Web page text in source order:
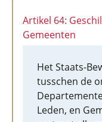
Artikel 64:
Gemeenten
Het Staats-
tusschen de
Leden, en